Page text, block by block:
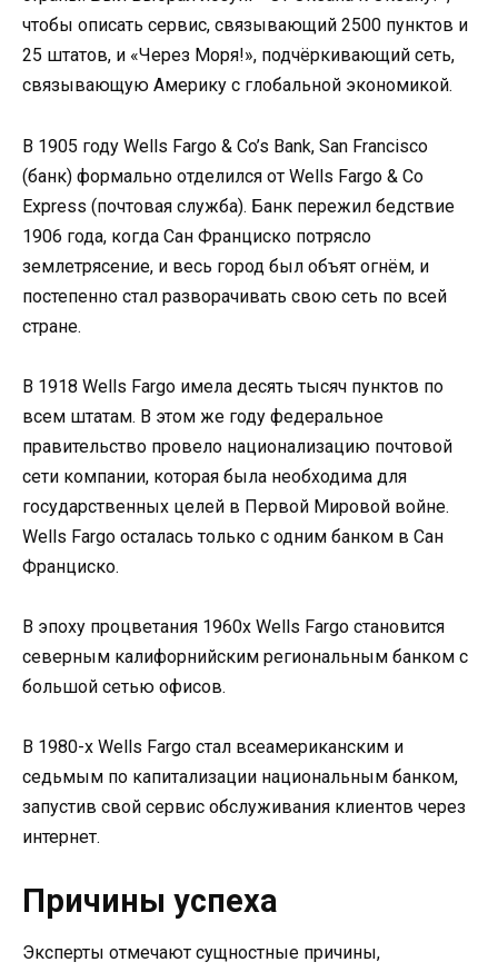
чтобы описать сервис, связывающий 2500 пунктов и
25 штатов, и «Через Моря!», подчёркивающий сеть,
связывающую Америку с глобальной экономикой.
В 1905 году Wells Fargo & Co’s Bank, San Francisco
(банк) формально отделился от Wells Fargo & Co
Express (почтовая служба). Банк пережил бедствие
1906 года, когда Сан Франциско потрясло
землетрясение, и весь город был объят огнём, и
постепенно стал разворачивать свою сеть по всей
стране.
В 1918 Wells Fargo имела десять тысяч пунктов по
всем штатам. В этом же году федеральное
правительство провело национализацию почтовой
сети компании, которая была необходима для
государственных целей в Первой Мировой войне.
Wells Fargo осталась только с одним банком в Сан
Франциско.
В эпоху процветания 1960х Wells Fargo становится
северным калифорнийским региональным банком с
большой сетью офисов.
В 1980-х Wells Fargo стал всеамериканским и
седьмым по капитализации национальным банком,
запустив свой сервис обслуживания клиентов через
интернет.
Причины успеха
Эксперты отмечают сущностные причины,